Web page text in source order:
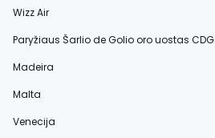
Wizz Air
Paryžiaus Šarlio de Golio oro uostas CDG
Madeira
Malta
Venecija